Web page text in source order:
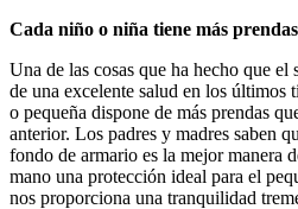
Cada niño o niña tiene más
Una de las cosas que ha hecho que
de una excelente salud en los últimos
o pequeña dispone de más prendas
anterior. Los padres y madres saben
fondo de armario es la mejor manera
mano una protección ideal para el
nos proporciona una tranquilidad